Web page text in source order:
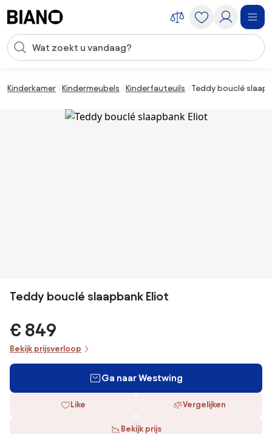
Zoekopdracht invoeren
Kinderkamer Kindermeubels Kinderfauteuils Teddy bouclé
Teddy bouclé slaapbank Eliot
€ 849
Bekijk prijsverloop
Ga naar Westwing
Like Vergelijken
Bekijk prijs